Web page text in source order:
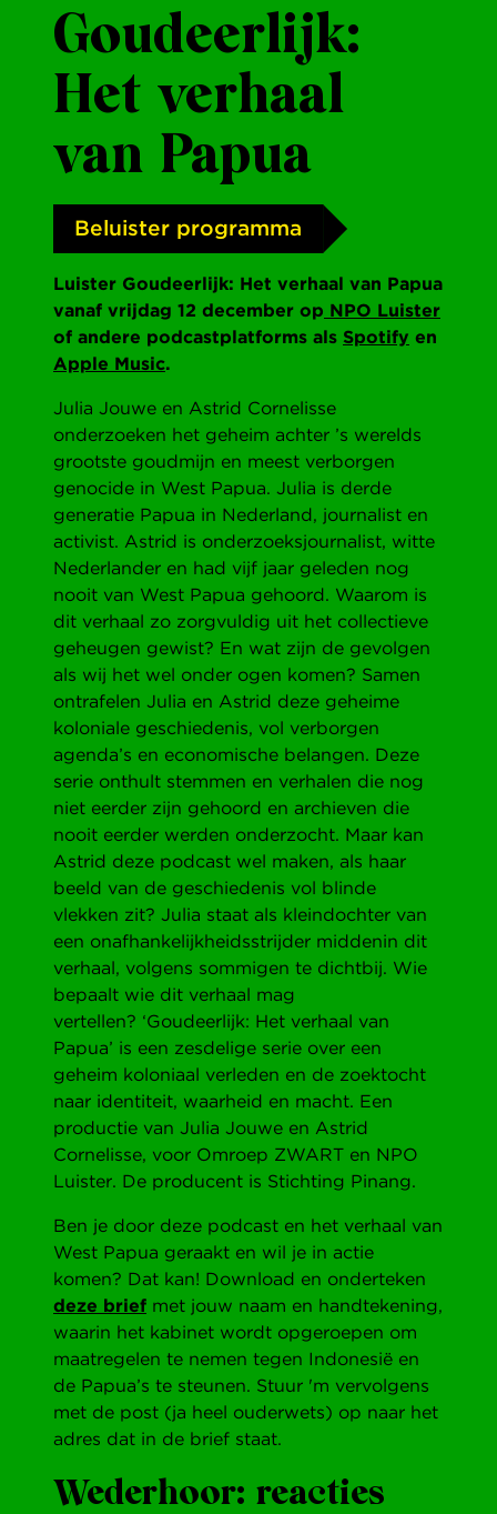
Goudeerlijk:
Het verhaal
van Papua
Beluister programma
Luister Goudeerlijk: Het verhaal van Papua
vanaf vrijdag 12 december op NPO Luister
of andere podcastplatforms als Spotify en
Apple Music.
Julia Jouwe en Astrid Cornelisse
onderzoeken het geheim achter ’s werelds
grootste goudmijn en meest verborgen
genocide in West Papua. Julia is derde
generatie Papua in Nederland, journalist en
activist. Astrid is onderzoeksjournalist, witte
Nederlander en had vijf jaar geleden nog
nooit van West Papua gehoord. Waarom is
dit verhaal zo zorgvuldig uit het collectieve
geheugen gewist? En wat zijn de gevolgen
als wij het wel onder ogen komen? Samen
ontrafelen Julia en Astrid deze geheime
koloniale geschiedenis, vol verborgen
agenda’s en economische belangen. Deze
serie onthult stemmen en verhalen die nog
niet eerder zijn gehoord en archieven die
nooit eerder werden onderzocht. Maar kan
Astrid deze podcast wel maken, als haar
beeld van de geschiedenis vol blinde
vlekken zit? Julia staat als kleindochter van
een onafhankelijkheidsstrijder middenin dit
verhaal, volgens sommigen te dichtbij. Wie
bepaalt wie dit verhaal mag
vertellen? ‘Goudeerlijk: Het verhaal van
Papua’ is een zesdelige serie over een
geheim koloniaal verleden en de zoektocht
naar identiteit, waarheid en macht. Een
productie van Julia Jouwe en Astrid
Cornelisse, voor Omroep ZWART en NPO
Luister. De producent is Stichting Pinang.
Ben je door deze podcast en het verhaal van
West Papua geraakt en wil je in actie
komen? Dat kan! Download en onderteken
deze brief met jouw naam en handtekening,
waarin het kabinet wordt opgeroepen om
maatregelen te nemen tegen Indonesië en
de Papua’s te steunen. Stuur 'm vervolgens
met de post (ja heel ouderwets) op naar het
adres dat in de brief staat.
Wederhoor: reacties